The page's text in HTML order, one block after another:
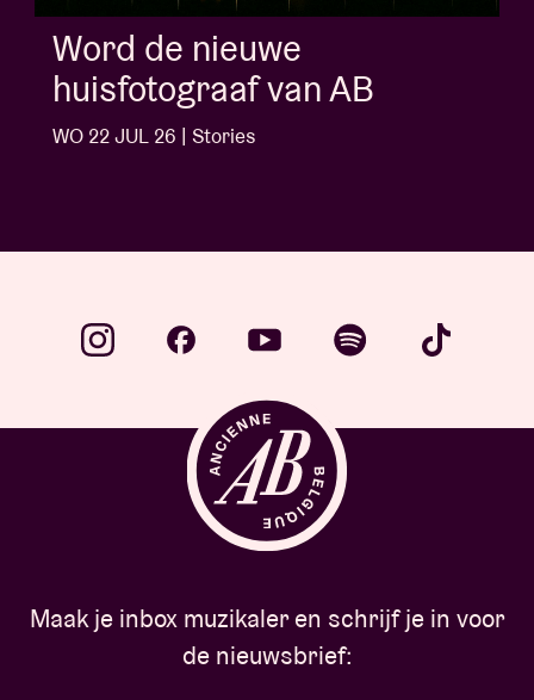
Album of the week:
'Doctrine Of Love' - Jalen
Ngonda
Maak je inbox muzikaler en schrijf je in voor
de nieuwsbrief: